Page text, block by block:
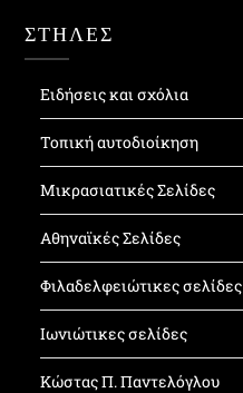
ΣΤΗΛΕΣ
Ειδήσεις και σχόλια
Τοπική αυτοδιοίκηση
Μικρασιατικές Σελίδες
Αθηναϊκές Σελίδες
Φιλαδελφειώτικες σελίδες
Ιωνιώτικες σελίδες
Κώστας Π. Παντελόγλου